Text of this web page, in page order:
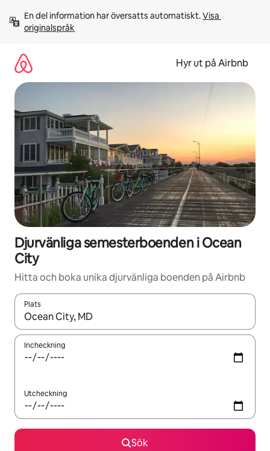
innehåll
En del information har översatts automatiskt. Visa
originalspråk
Hyr ut på Airbnb
Djurvänliga semesterboenden i Ocean
City
Hitta och boka unika djurvänliga boenden på Airbnb
Plats
När resultaten är tillgängliga kan du navigera med upp- och
Incheckning
Utcheckning
Sök